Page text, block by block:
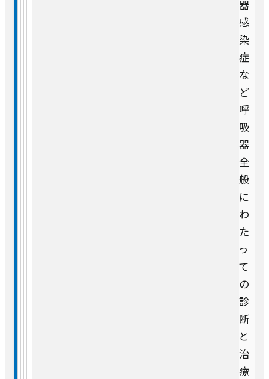
器
感
染
症
な
ど
呼
吸
器
全
般
に
わ
た
っ
て
の
診
断
と
治
療